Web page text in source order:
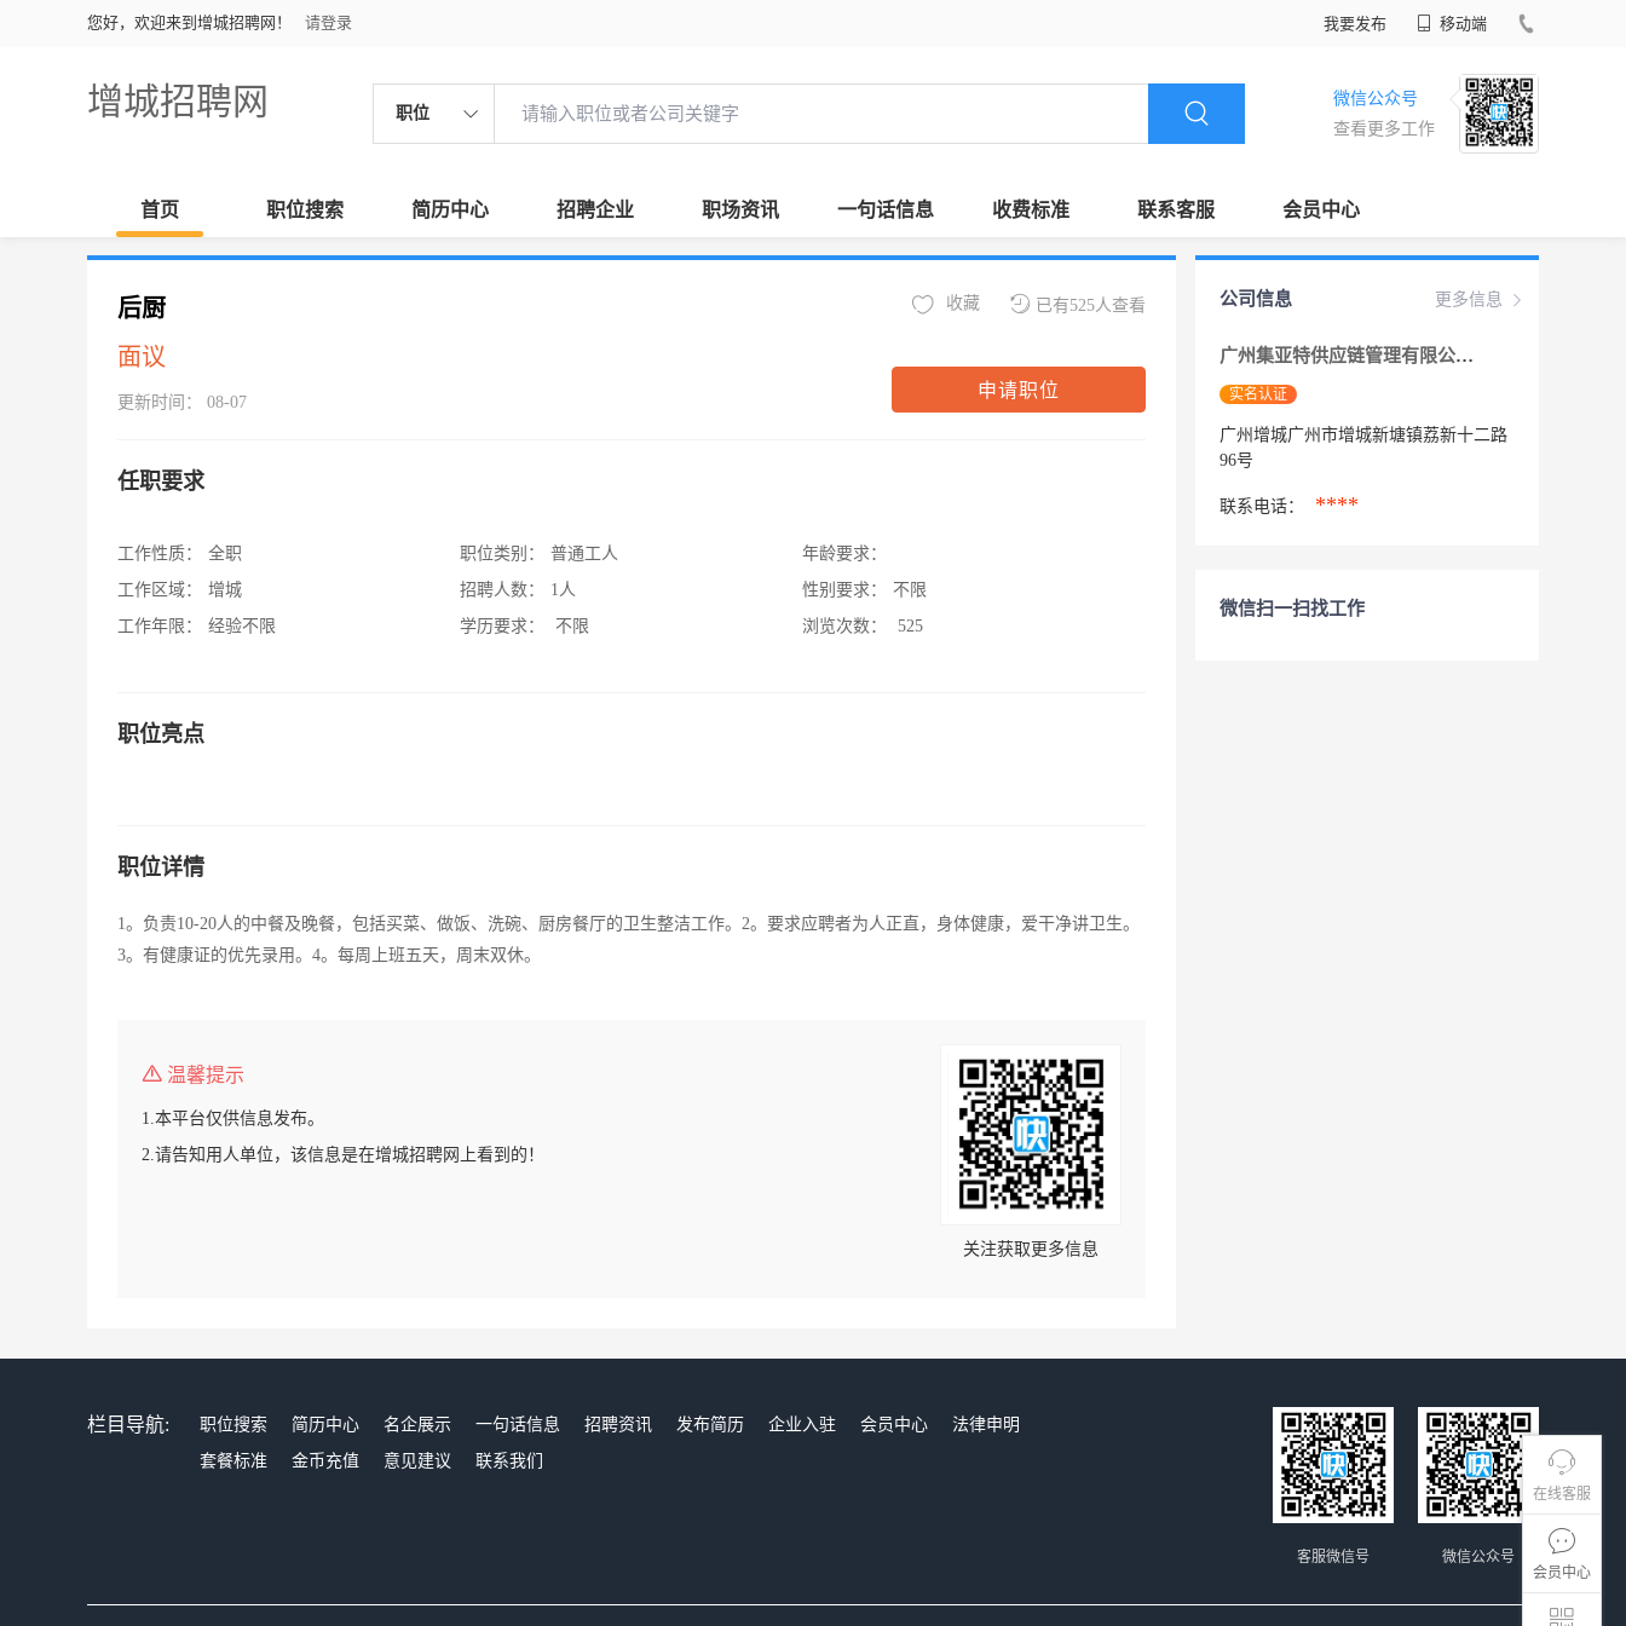
您好，欢迎来到增城招聘网！ 请登录 我要发布 移动端
增城招聘网 职位
微信公众号
查看更多工作
首页 职位搜索 简历中心 招聘企业 职场资讯 一句话信息 收费标准 联系客服 会员中心
在线客服
会员中心
后厨
面议
更新时间： 08-07
已有525人查看
收藏
申请职位
任职要求
工作性质：
全职
工作区域：
增城
工作年限：
经验不限
职位类别：
普通工人
招聘人数：
1人
学历要求：
不限
年龄要求：
性别要求：
不限
浏览次数：
525
职位亮点
职位详情
1。负责10-20人的中餐及晚餐，包括买菜、做饭、洗碗、厨房餐厅的卫生整洁工作。2。要求应聘者为人正直，身体健康，爱干净讲卫生。
3。有健康证的优先录用。4。每周上班五天，周末双休。
温馨提示
1.本平台仅供信息发布。
2.请告知用人单位，该信息是在增城招聘网上看到的！
关注获取更多信息
更多信息
公司信息
广州集亚特供应链管理有限公司
实名认证
广州增城广州市增城新塘镇荔新十二路
96号
联系电话： ****
微信扫一扫找工作
栏目导航: 职位搜索 简历中心 名企展示 一句话信息 招聘资讯 发布简历 企业入驻 会员中心
法律申明
套餐标准
金币充值 意见建议 联系我们
微信公众号
客服微信号